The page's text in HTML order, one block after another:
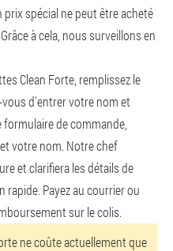
spécial ne peut être acheté
à cela, nous surveillons en
Clean Forte, remplissez le
d'entrer votre nom et
de commande,
votre nom. Notre chef
et clarifiera les détails de
Payez au courrier ou
sur le colis.
ne coûte actuellement que